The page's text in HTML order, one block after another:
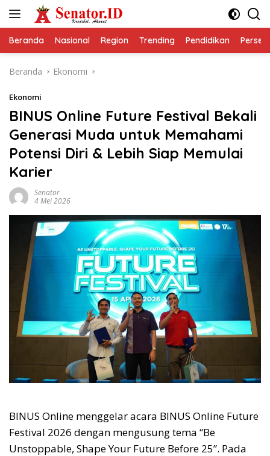
Beranda Nasional Region Trending Pendidikan
Beranda Ekonomi
Ekonomi
BINUS Online Future Festival Bekali
Generasi Muda untuk Memahami
Potensi Diri & Lebih Siap Memulai
Karier
Senator
4 Mei 2026
BINUS Online menggelar acara BINUS Online Future
Festival 2026 dengan mengusung tema “Be
Unstoppable, Shape Your Future Before 25”. Pada